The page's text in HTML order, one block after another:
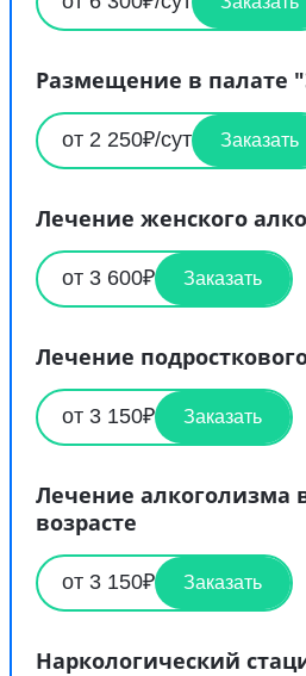
Размещение в палате
от 2 250₽/сут Заказать
Лечение женского
от 3 600₽ Заказать
Лечение
от 3 150₽ Заказать
Лечение алкоголизма
возрасте
от 3 150₽ Заказать
Наркологический